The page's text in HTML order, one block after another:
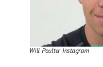
Will Poulter Instagram